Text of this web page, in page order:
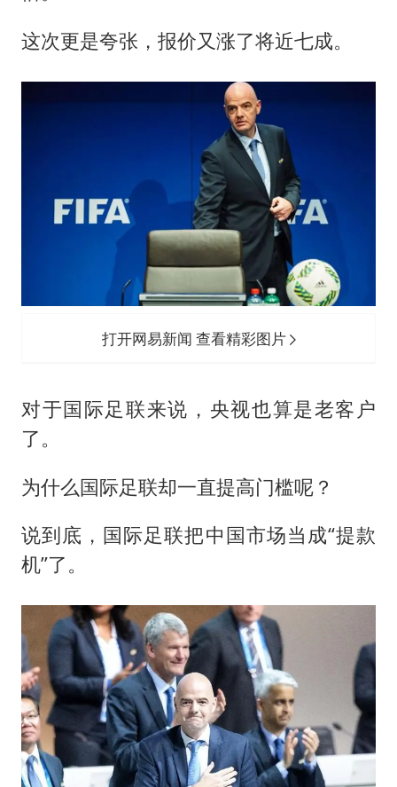
这次更是夸张，报价又涨了将近七成。
打开网易新闻 查看精彩图片
对于国际足联来说，央视也算是老客户
了。
为什么国际足联却一直提高门槛呢？
说到底，国际足联把中国市场当成“提款
机”了。